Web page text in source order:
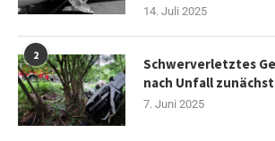
14. Juli 2025
2
Schwerverletztes
nach Unfall
7. Juni 2025